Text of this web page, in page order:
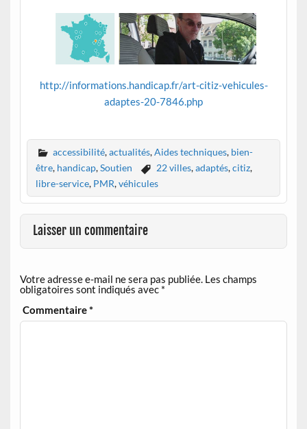
http://informations.handicap.fr/art-citiz-vehicules-
adaptes-20-7846.php
accessibilité,actualités,Aides techniques, bien-
être, handicap,Soutien 22 villes,adaptés,citiz,
libre-service, PMR,véhicules
Laisser un commentaire
Votre adresse e-mail ne sera pas publiée. Les champs
obligatoires sont indiqués avec *
Commentaire*